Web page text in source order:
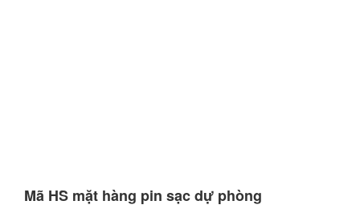
Mã HS mặt hàng pin sạc dự phòng